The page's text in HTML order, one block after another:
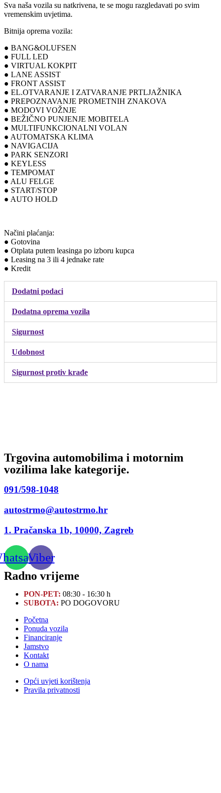
Sva naša vozila su natkrivena, te se mogu razgledavati po svim
vremenskim uvjetima.
Bitnija oprema vozila:
● BANG&OLUFSEN
● FULL LED
● VIRTUAL KOKPIT
● LANE ASSIST
● FRONT ASSIST
● EL.OTVARANJE I ZATVARANJE PRTLJAŽNIKA
● PREPOZNAVANJE PROMETNIH ZNAKOVA
● MODOVI VOŽNJE
● BEŽIČNO PUNJENJE MOBITELA
● MULTIFUNKCIONALNI VOLAN
● AUTOMATSKA KLIMA
● NAVIGACIJA
● PARK SENZORI
● KEYLESS
● TEMPOMAT
● ALU FELGE
● START/STOP
● AUTO HOLD
Načini plaćanja:
● Gotovina
● Otplata putem leasinga po izboru kupca
● Leasing na 3 ili 4 jednake rate
● Kredit
Dodatni podaci
Dodatna oprema vozila
Sigurnost
Udobnost
Sigurnost protiv krađe
Trgovina automobilima i motornim
vozilima lake kategorije.
091/598-1048
autostrmo@autostrmo.hr
1. Pračanska 1b, 10000, Zagreb
Viber
Radno vrijeme
PON-PET: 08:30 - 16:30 h
SUBOTA: PO DOGOVORU
Početna
Ponuda vozila
Financiranje
Jamstvo
Kontakt
O nama
Opći uvjeti korištenja
Pravila privatnosti